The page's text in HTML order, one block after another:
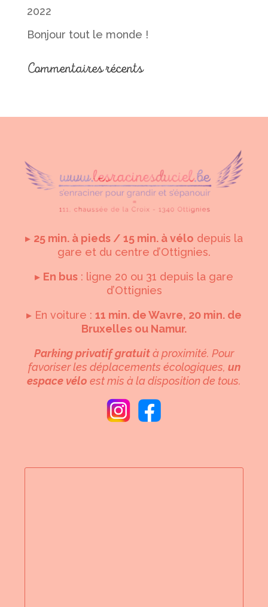
2022
Bonjour tout le monde !
Commentaires récents
▸ 25 min. à pieds / 15 min. à vélo depuis la
gare et du centre d’Ottignies.
▸ En bus : ligne 20 ou 31 depuis la gare
d’Ottignies
▸ En voiture : 11 min. de Wavre, 20 min. de
Bruxelles ou Namur.
Parking privatif gratuità proximité. Pour
favoriser les déplacements écologiques, un
espace vélo est mis à la disposition de tous.